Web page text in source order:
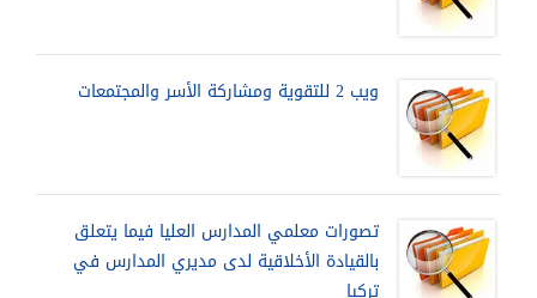
ويب 2 للتقوية ومشاركة الأسر والمجتمعات
تصورات معلمي المدارس العليا فيما يتعلق
بالقيادة الأخلاقية لدى مديري المدارس في
تركيا